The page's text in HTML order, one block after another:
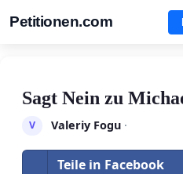
Petitionen.com
Sagt Nein zu
V Valeriy Fogu·
Teile in Facebook